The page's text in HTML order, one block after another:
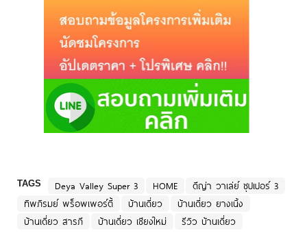
TAGS Deya Valley Super 3 HOME
ดีญ่า วาเล่ย์ ซุปเปอร์ 3
ทิพภิรมย์ พร็อพเพอร์ตี้
บ้านเดี่ยว
บ้านเดี่ยว ยางเนิ้ง
บ้านเดี่ยว สารภี
บ้านเดี่ยว เชียงใหม่ รีวิว บ้านเดี่ยว